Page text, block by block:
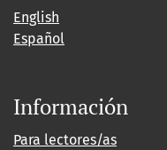
English
Español
Información
Para lectores/as